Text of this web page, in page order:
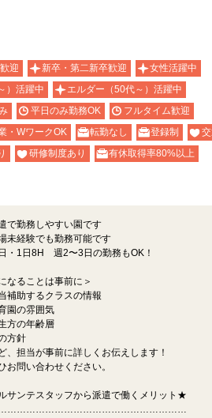
迎 新卒・第二新卒歓迎
女性活躍中
）活躍中
エルダー（50代～）活躍中
平日のみ勤務OK
フルタイム歓迎
・WワークOK 転勤なし 登録制
研修制度あり
有休取得率80%以上
で勤務しやすい園です
未経験でも勤務可能です
・1日8H 週2〜3日の勤務もOK！
なることは事前に＞
補助するクラスの情報
園の雰囲気
方の年齢層
方針
、担当が事前に詳しくお伝えします！
お問い合わせください。
サンテスタッフから派遣で働くメリット★